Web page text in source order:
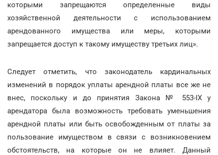
которыми запрещаются определенные виды
хозяйственной деятельности с использованием
арендованного имущества или меры, которыми
запрещается доступ к такому имуществу третьих лиц».
Следует отметить, что законодатель кардинальных
изменений в порядок уплаты арендной платы все же не
внес, поскольку и до принятия Закона № 553-IX у
арендатора была возможность требовать уменьшения
арендной платы или быть освобожденным от платы за
пользование имуществом в связи с возникновением
обстоятельств, на которые он не влияет. Данный